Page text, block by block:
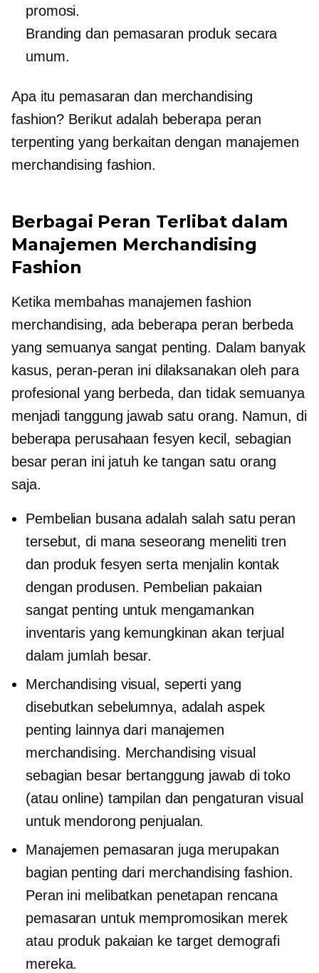
promosi.
Branding dan pemasaran produk secara
umum.
Apa itu pemasaran dan merchandising
fashion? Berikut adalah beberapa peran
terpenting yang berkaitan dengan manajemen
merchandising fashion.
Berbagai Peran Terlibat dalam
Manajemen Merchandising
Fashion
Ketika membahas manajemen fashion
merchandising, ada beberapa peran berbeda
yang semuanya sangat penting. Dalam banyak
kasus, peran-peran ini dilaksanakan oleh para
profesional yang berbeda, dan tidak semuanya
menjadi tanggung jawab satu orang. Namun, di
beberapa perusahaan fesyen kecil, sebagian
besar peran ini jatuh ke tangan satu orang
saja.
Pembelian busana adalah salah satu peran
tersebut, di mana seseorang meneliti tren
dan produk fesyen serta menjalin kontak
dengan produsen. Pembelian pakaian
sangat penting untuk mengamankan
inventaris yang kemungkinan akan terjual
dalam jumlah besar.
Merchandising visual, seperti yang
disebutkan sebelumnya, adalah aspek
penting lainnya dari manajemen
merchandising. Merchandising visual
sebagian besar bertanggung jawab di toko
(atau online) tampilan dan pengaturan visual
untuk mendorong penjualan.
Manajemen pemasaran juga merupakan
bagian penting dari merchandising fashion.
Peran ini melibatkan penetapan rencana
pemasaran untuk mempromosikan merek
atau produk pakaian ke target demografi
mereka.